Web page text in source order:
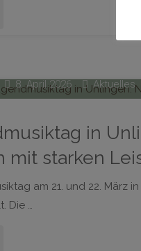
8. April 2026 Aktuelles
in
mit starken
am 21. und 22.
Die …